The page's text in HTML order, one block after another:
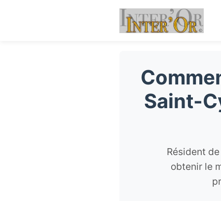
Saint-
Résident
obtenir le